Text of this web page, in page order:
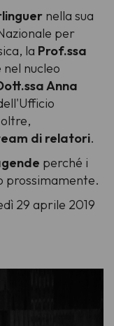
nella sua
per
, la Prof.ssa
nucleo
Anna
oltre,
di relatori.
perché i
prossimamente.
29 aprile 2019